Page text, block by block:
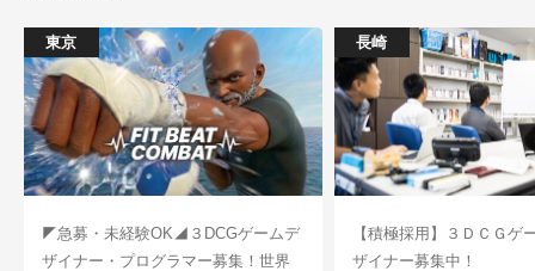
東京
◤急募・未経験OK◢３DCGゲームデ
ザイナー・プログラマー募集！世界
長崎
【積極採用】３ＤＣＧゲ
ザイナー募集中！